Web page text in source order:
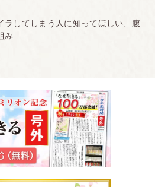
ラしてしまう人に知ってほしい、腹
み